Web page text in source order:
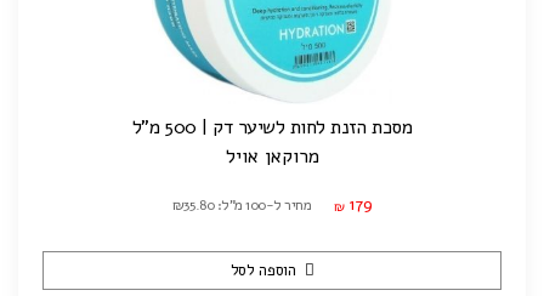
מסכת הזנת לחות לשיער דק | 500 מ"ל
מרוקאן אויל
₪ 179 מחיר ל-100 מ"ל: ₪35.80
הוספה לסל